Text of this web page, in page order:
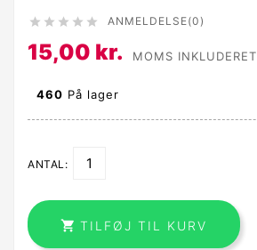
     ANMELDELSE(0)
15,00 kr. MOMS INKLUDERET
460 På lager
ANTAL:
 TILFØJ TIL KURV